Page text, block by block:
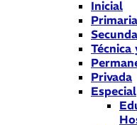
Inicial
Primaria
Técnica
Privada
Especial